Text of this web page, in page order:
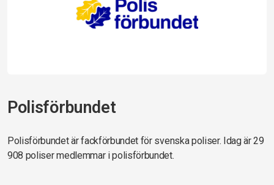
Polisförbundet
Polisförbundet är fackförbundet för svenska poliser. Idag är 29
908 poliser medlemmar i polisförbundet.